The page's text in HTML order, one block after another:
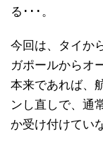
る･･･。
今回は、タイか
ガポールからオ
本来であれば、
ンし直しで、通
か受け付けてい